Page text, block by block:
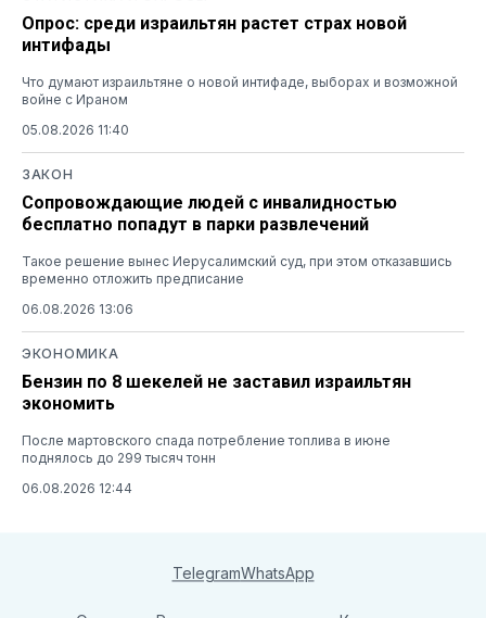
Опрос: среди израильтян растет страх новой
интифады
Что думают израильтяне о новой интифаде, выборах и возможной
войне с Ираном
05.08.2026 11:40
ЗАКОН
Сопровождающие людей с инвалидностью
бесплатно попадут в парки развлечений
Такое решение вынес Иерусалимский суд, при этом отказавшись
временно отложить предписание
06.08.2026 13:06
ЭКОНОМИКА
Бензин по 8 шекелей не заставил израильтян
экономить
После мартовского спада потребление топлива в июне
поднялось до 299 тысяч тонн
06.08.2026 12:44
TelegramWhatsApp